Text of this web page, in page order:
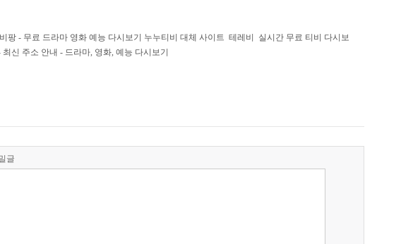
팡 - 무료 드라마 영화 예능 다시보기 누누티비 대체 사이트 테레비
실시간 무료 티비 다시보
신 주소 안내 - 드라마, 영화, 예능 다시보기
글